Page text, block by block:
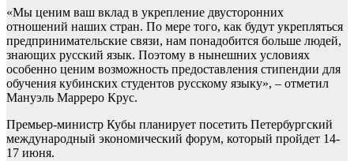
«Мы ценим ваш вклад в укрепление двусторонних
отношений наших стран. По мере того, как будут укрепляться
предпринимательские связи, нам понадобится больше людей,
знающих русский язык. Поэтому в нынешних условиях
особенно ценим возможность предоставления стипендии для
обучения кубинских студентов русскому языку», – отметил
Мануэль Марреро Крус.
Премьер-министр Кубы планирует посетить Петербургский
международный экономический форум, который пройдет 14-
17 июня.